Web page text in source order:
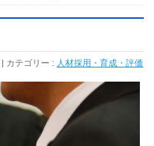
カテゴリー : 人材採用・育成・評価